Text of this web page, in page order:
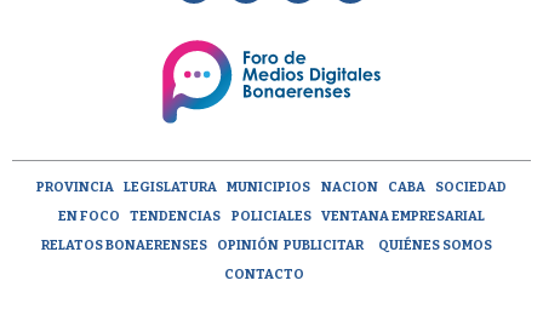
PROVINCIA LEGISLATURA MUNICIPIOS NACION CABA
SOCIEDAD
EN FOCO
TENDENCIAS POLICIALES
VENTANA EMPRESARIAL
RELATOS BONAERENSES
OPINIÓN PUBLICITAR
QUIÉNES SOMOS
CONTACTO